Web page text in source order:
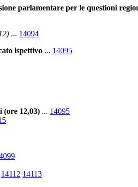
parlamentare per le questioni
... 14094
ispettivo ... 14095
(ore 12,03) ... 14095
14112 14113